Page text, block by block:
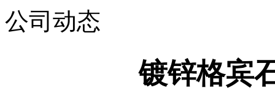
公司动态
镀锌格宾